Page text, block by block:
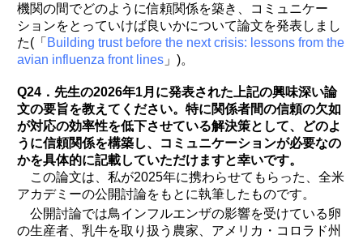
機関の間でどのように信頼関係を築き、コミュニケー
ションをとっていけば良いかについて論文を発表しまし
た(「 Building trust before the next crisis: lessons from the
avian influenza front lines 」)。
Q24．先生の2026年1月に発表された上記の興味深い論
文の要旨を教えてください。特に関係者間の信頼の欠如
が対応の効率性を低下させている解決策として、どのよ
うに信頼関係を構築し、コミュニケーションが必要なの
かを具体的に記載していただけますと幸いです。
この論文は、私が2025年に携わらせてもらった、全米
アカデミーの公開討論をもとに執筆したものです。
公開討論では鳥インフルエンザの影響を受けている卵
の生産者、乳牛を取り扱う農家、アメリカ・コロラド州